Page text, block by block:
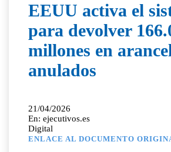
EEUU activa el
para devolver
millones en
anulados
21/04/2026
En: ejecutivos.es
Digital
ENLACE AL DOCUMENTO